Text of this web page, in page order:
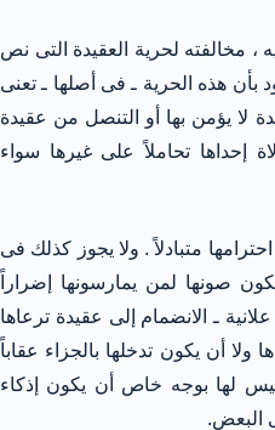
، مخالفته لحرية العقيدة التى نص
فى المادة 46 ، مردود بأن هذه الحرية ـ فى أصلها ـ تعنى
لا يؤمن بها أو التنصل من عقيدة
إحداها تحاملاً على غيرها سواء
متبادلاً . ولا يجوز كذلك فى
صونها لمن يمارسونها إضراراً
ـ الانضمام إلى عقيدة ترعاها
أن يكون تدخلها بالجزاء عقاباً
لها بوجه خاص أن يكون إذكاء
البعض.